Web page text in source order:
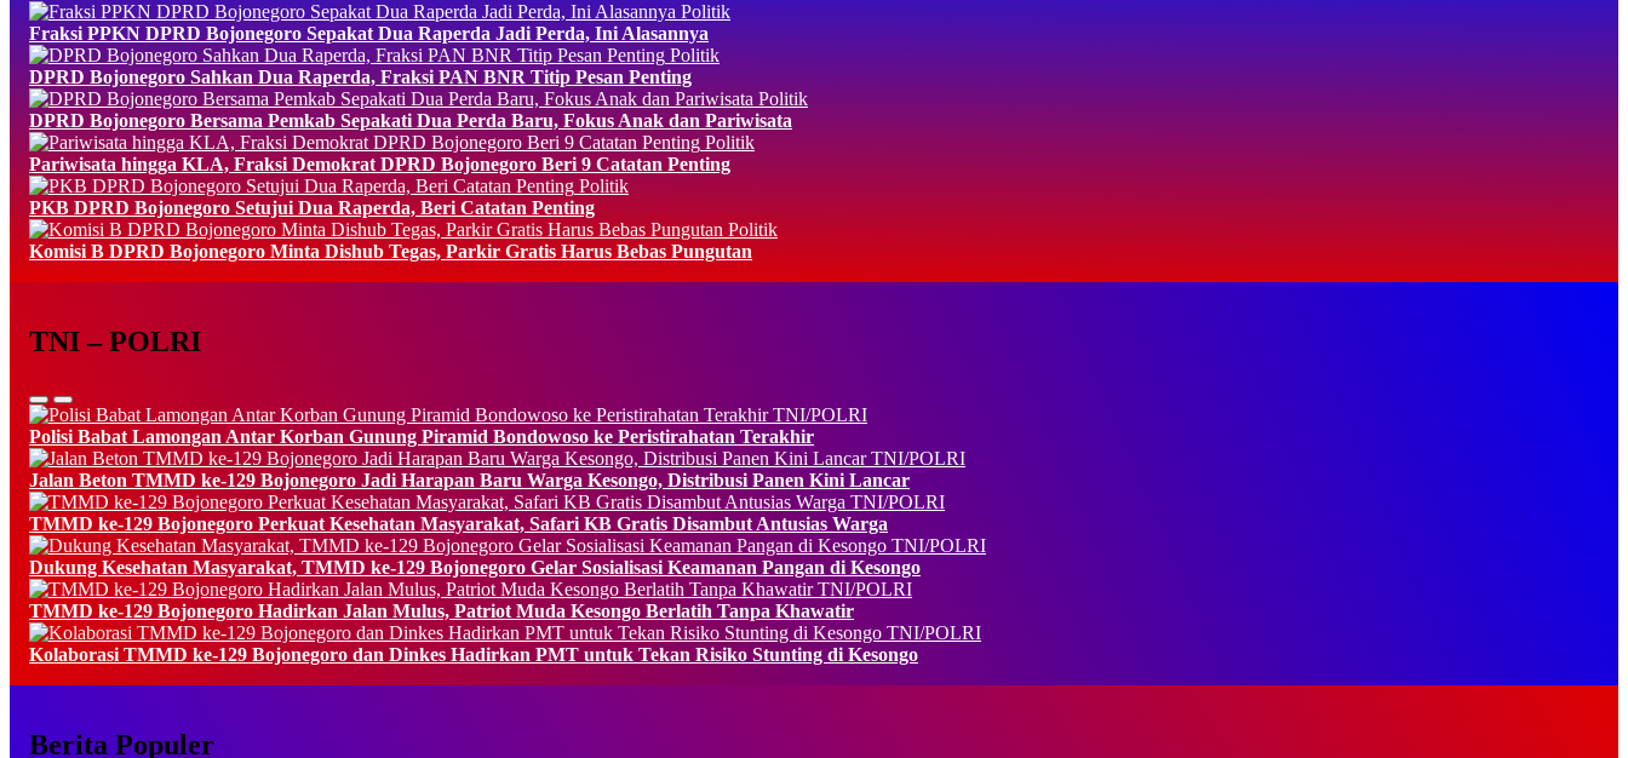
Politik
Fraksi PPKN DPRD Bojonegoro Sepakat Dua Raperda Jadi Perda, Ini Alasannya
Politik
DPRD Bojonegoro Sahkan Dua Raperda, Fraksi PAN BNR Titip Pesan Penting
Politik
DPRD Bojonegoro Bersama Pemkab Sepakati Dua Perda Baru, Fokus Anak dan Pariwisata
Politik
Pariwisata hingga KLA, Fraksi Demokrat DPRD Bojonegoro Beri 9 Catatan Penting
Politik
PKB DPRD Bojonegoro Setujui Dua Raperda, Beri Catatan Penting
Politik
Komisi B DPRD Bojonegoro Minta Dishub Tegas, Parkir Gratis Harus Bebas Pungutan
TNI – POLRI
TNI/POLRI
Polisi Babat Lamongan Antar Korban Gunung Piramid Bondowoso ke Peristirahatan Terakhir
TNI/POLRI
Jalan Beton TMMD ke-129 Bojonegoro Jadi Harapan Baru Warga Kesongo, Distribusi Panen Kini Lancar
TNI/POLRI
TMMD ke-129 Bojonegoro Perkuat Kesehatan Masyarakat, Safari KB Gratis Disambut Antusias Warga
TNI/POLRI
Dukung Kesehatan Masyarakat, TMMD ke-129 Bojonegoro Gelar Sosialisasi Keamanan Pangan di Kesongo
TNI/POLRI
TMMD ke-129 Bojonegoro Hadirkan Jalan Mulus, Patriot Muda Kesongo Berlatih Tanpa Khawatir
TNI/POLRI
Kolaborasi TMMD ke-129 Bojonegoro dan Dinkes Hadirkan PMT untuk Tekan Risiko Stunting di Kesongo
Berita Populer